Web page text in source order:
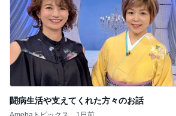
闘病生活や支えてくれた方々のお話